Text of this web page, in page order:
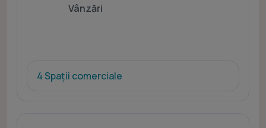
Vânzări
4 Spații comerciale